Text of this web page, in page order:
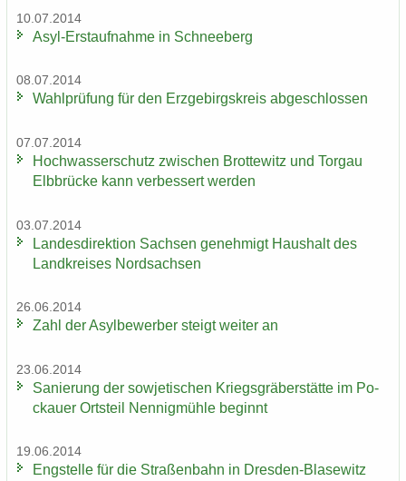
10.07.2014
Asyl-​Erstaufnahme in Schnee­berg
08.07.2014
Wahl­prü­fung für den Erz­ge­birgs­kreis ab­ge­schlos­sen
07.07.2014
Hoch­was­ser­schutz zwi­schen Brot­te­witz und Tor­gau
Elb­brü­cke kann ver­bes­sert wer­den
03.07.2014
Lan­des­di­rek­ti­on Sach­sen ge­neh­migt Haus­halt des
Land­krei­ses Nord­sach­sen
26.06.2014
Zahl der Asyl­be­wer­ber steigt wei­ter an
23.06.2014
Sa­nie­rung der so­wje­ti­schen Kriegs­grä­ber­stät­te im Po­
ckau­er Orts­teil Nen­nig­müh­le be­ginnt
19.06.2014
Eng­stel­le für die Stra­ßen­bahn in Dresden-​Blasewitz